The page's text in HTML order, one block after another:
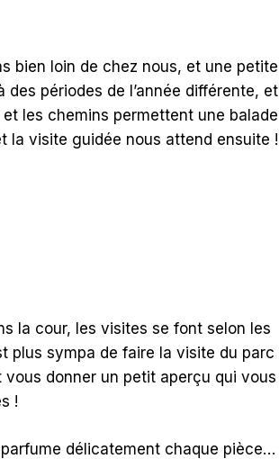
bien loin de chez nous, et une petite
périodes de l’année différente, et
les chemins permettent une balade
la visite guidée nous attend ensuite !
la cour, les visites se font selon les
plus sympa de faire la visite du parc
vous donner un petit aperçu qui vous
!
délicatement chaque pièce…